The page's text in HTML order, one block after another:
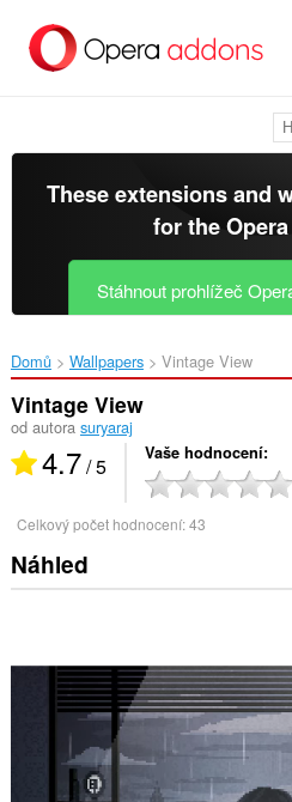
přímo
These extensions and
for the
Stáhnout prohlížeč
Domů Wallpapers Vintage View‎
Vintage View
od autora suryaraj
4.7/ 5 Vaše hodnocení
Celkový počet hodnocení:43
Náhled